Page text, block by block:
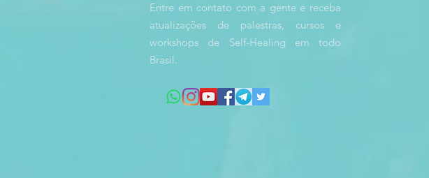
Entre em contato com a gente e receba
atualizações de palestras, cursos e
workshops de Self-Healing em todo
Brasil.